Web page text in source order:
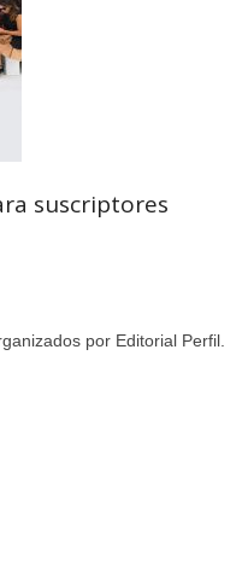
suscriptores
por Editorial Perfil.